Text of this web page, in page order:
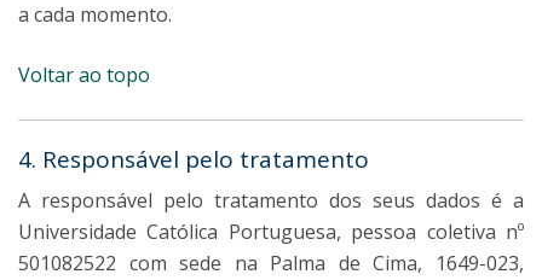
a cada momento.
Voltar ao topo
4. Responsável pelo tratamento
A responsável pelo tratamento dos seus dados é a
Universidade Católica Portuguesa, pessoa coletiva nº
501082522 com sede na Palma de Cima, 1649-023,